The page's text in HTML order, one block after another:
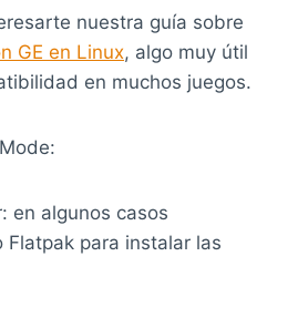
nuestra guía sobre
GE en Linux, algo muy útil
en muchos juegos.
en algunos casos
Flatpak para instalar las